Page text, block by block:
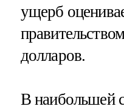
ущерб
долларов.
В наибольшей